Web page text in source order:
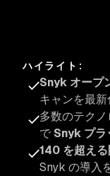
ハイライト :
Snyk オープ
キャンを最新
多数のテク
で Snyk プラ
140 を超え
Snyk の導入